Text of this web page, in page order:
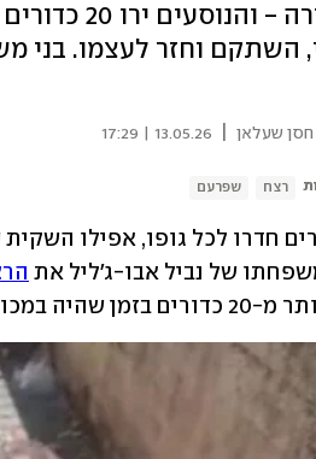
שחורה -
השתקם וחזר לעצמו. בני
חסן שעלאן 13.05.26 | 17:29
רצח שפרעם
של נביל אבו-ג'ליל את
מתחילת השנה נרצחו 104 בני אדם בחברה הערבית.